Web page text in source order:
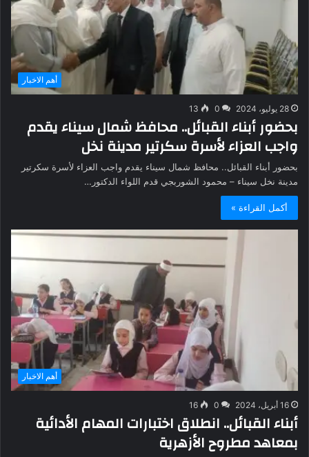
أهم الاخبار
28 يوليو، 2024 0
13
بحضور أبناء القبائل.. محافظ شمال سيناء يقدم
واجب العزاء لأسرة سكرتير مدينة نخل
بحضور أبناء القبائل.. محافظ شمال سيناء يقدم واجب العزاء لأسرة سكرتير
مدينة نخل سيناء – محمود الشوربجي قدم اللواء الدكتور…
أكمل القراءة »
أهم الاخبار
16 أبريل، 2024 0
16
أبناء القبائل.. انطلاق اختبارات المهام الأدائية
بمعاهد مطروح الأزهرية